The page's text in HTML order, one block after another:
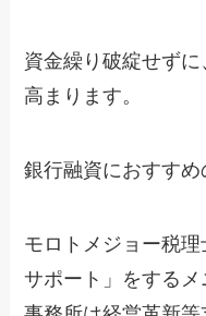
資金繰り破綻せず
高まります。
銀行融資におすすめ
モロトメジョー税
サポート」をする